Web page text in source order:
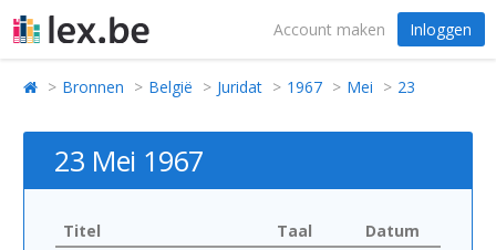
Account maken Inloggen
Bronnen België Juridat 1967 Mei 23
23 Mei 1967
Titel Taal
Datum